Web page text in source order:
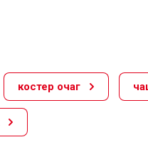
костер очаг